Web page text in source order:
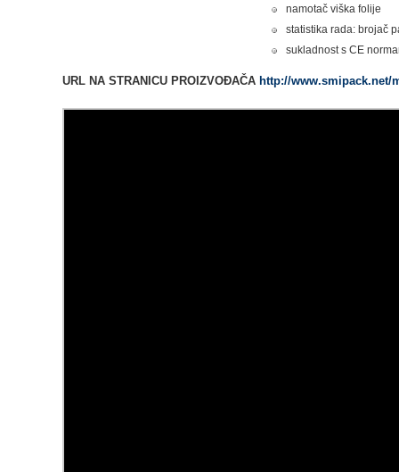
namotač viška folije
statistika rada: brojač
sukladnost s CE
URL NA STRANICU PROIZVOĐAČA http://www.smipack.net/